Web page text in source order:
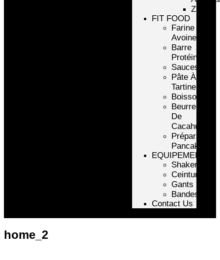
ZMA
FIT FOOD
Farine
Avoine/Riz
Barre
Protéinée
Sauces
Pâte À
Tartiner
Boissons
Beurre
De
Cacahuète
Préparation
Pancake
EQUIPEMENTS
Shakers
Ceintures
Gants
Bandes
Contact Us
home_2